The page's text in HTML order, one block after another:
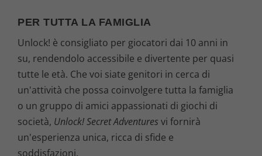
PER TUTTA LA FAMIGLIA
Unlock! è consigliato per giocatori dai 10 anni in
su, rendendolo accessibile e divertente per quasi
tutte le età. Che voi siate genitori in cerca di
un'attività che possa coinvolgere tutta la famiglia
o un gruppo di amici appassionati di giochi di
società, Unlock! Secret Adventures vi fornirà
un'esperienza unica, ricca di sfide e
soddisfazioni.